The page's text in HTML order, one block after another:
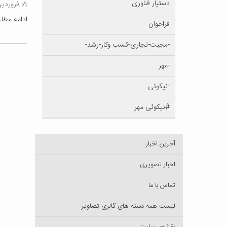
۰۹ فروردین ۱۴۰۲
ادامه
دستیار فناوری
فراخوان
-مجبت-تجاری-کسب وکار-رشد-
-مهر
-نیکوئی
#نیکوئی مهر
آخرین اخبار
اخبار تصویری
تماس با ما
لیست همه دسته های گالری تصاویر